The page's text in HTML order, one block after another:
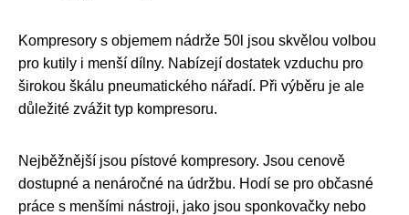
Kompresory s objemem nádrže 50l jsou skvělou volbou
pro kutily i menší dílny. Nabízejí dostatek vzduchu pro
širokou škálu pneumatického nářadí. Při výběru je ale
důležité zvážit typ kompresoru.
Nejběžnější jsou pístové kompresory. Jsou cenově
dostupné a nenáročné na údržbu. Hodí se pro občasné
práce s menšími nástroji, jako jsou sponkovačky nebo